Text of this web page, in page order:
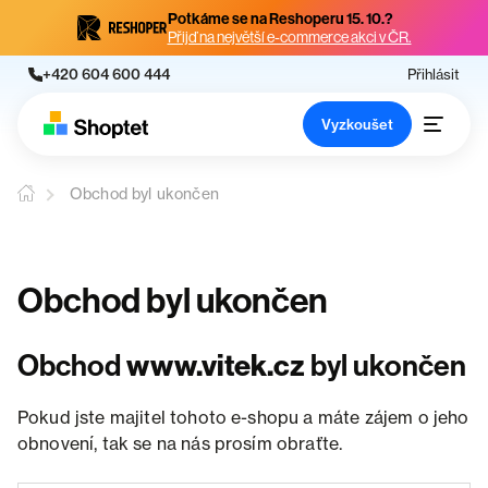
Potkáme se na Reshoperu 15. 10.?
Přijď na největší e-commerce akci v ČR.
+420 604 600 444 Přihlásit
Vyzkoušet
Obchod byl ukončen
Obchod byl ukončen
Obchodwww.vitek.cz byl ukončen
Pokud jste majitel tohoto e-shopu a máte zájem o jeho
obnovení, tak se na nás prosím obraťte.